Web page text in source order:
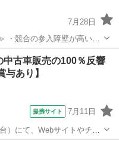
7月28日
競合の参入障壁が高い事
ネジメントから中間処理ま
出来る、 数少ない企業で
古車販売の100％反響
あり】
提携サイト 7月11日
）にて、Webサイトやチラ